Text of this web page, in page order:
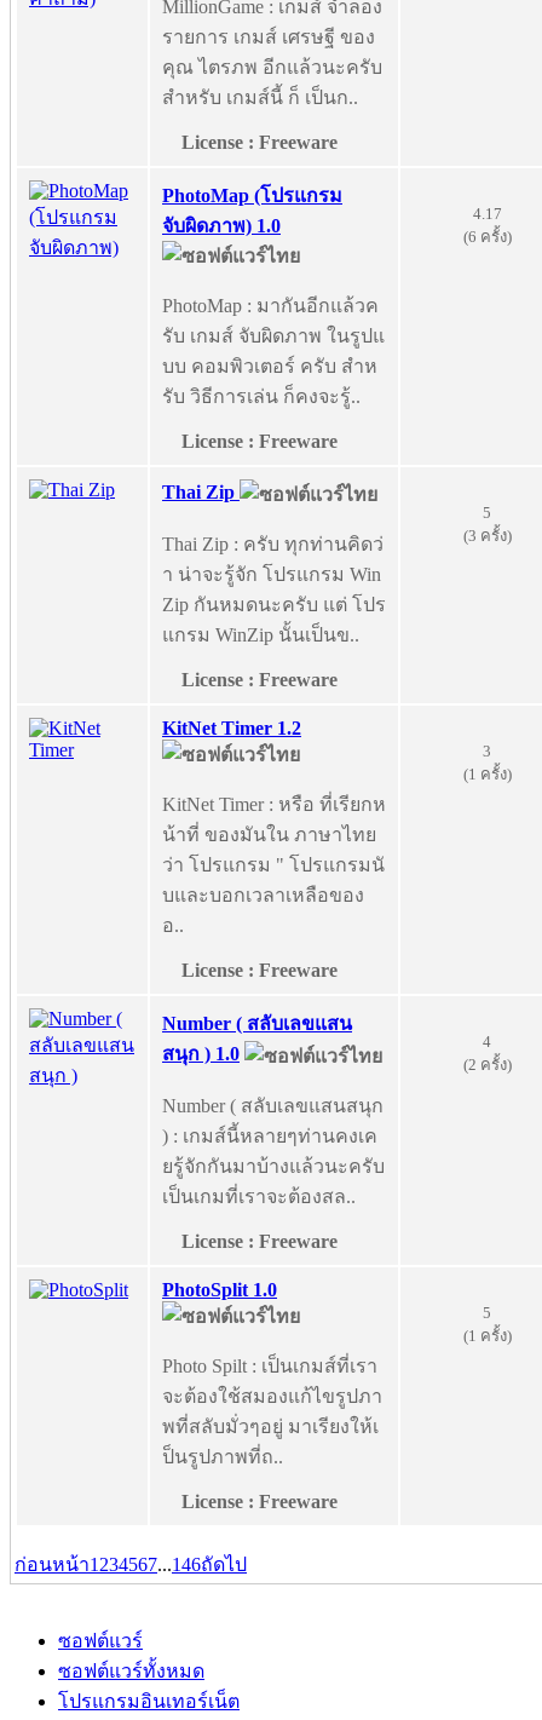
MillionGame : เกมส์ จำลอง
รายการ เกมส์ เศรษฐี ของ
คุณ ไตรภพ อีกแล้วนะครับ
สำหรับ เกมส์นี้ ก็ เป็นก..
License : Freeware
PhotoMap (โปรแกรม
จับผิดภาพ) 1.0
PhotoMap : มากันอีกแล้วค
รับ เกมส์ จับผิดภาพ ในรูปแ
บบ คอมพิวเตอร์ ครับ สำห
รับ วิธีการเล่น ก็คงจะรู้..
License : Freeware
4.17
(6 ครั้ง)
Thai Zip
Thai Zip : ครับ ทุกท่านคิดว่
า น่าจะรู้จัก โปรแกรม Win
Zip กันหมดนะครับ แต่ โปร
แกรม WinZip นั้นเป็นข..
License : Freeware
5
(3 ครั้ง)
KitNet Timer 1.2
KitNet Timer : หรือ ที่เรียกห
น้าที่ ของมันใน ภาษาไทย
ว่า โปรแกรม " โปรแกรมนั
บและบอกเวลาเหลือของ
อ..
License : Freeware
3
(1 ครั้ง)
Number ( สลับเลขแสน
สนุก ) 1.0
Number ( สลับเลขแสนสนุก
) : เกมส์นี้หลายๆท่านคงเค
ยรู้จักกันมาบ้างแล้วนะครับ
เป็นเกมที่เราจะต้องสล..
License : Freeware
4
(2 ครั้ง)
PhotoSplit 1.0
Photo Spilt : เป็นเกมส์ที่เรา
จะต้องใช้สมองแก้ไขรูปภา
พที่สลับมั่วๆอยู่ มาเรียงให้เ
ป็นรูปภาพที่ถ..
License : Freeware
5
(1 ครั้ง)
ก่อนหน้า1 234567...146ถัดไป
ซอฟต์แวร์
ซอฟต์แวร์ทั้งหมด
โปรแกรมอินเทอร์เน็ต